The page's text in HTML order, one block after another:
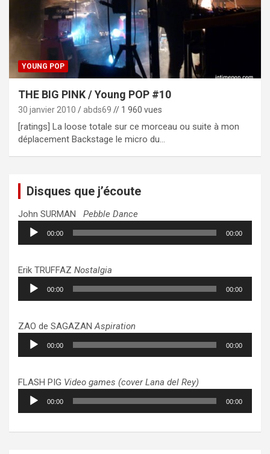
YOUNG POP
THE BIG PINK / Young POP #10
30 janvier 2010 abds69 // 1 960 vues
[ratings] La loose totale sur ce morceau ou suite à mon
déplacement Backstage le micro du…
Disques que j’écoute
John SURMAN Pebble Dance
Lecteur
audio
00:00 00:00
Erik TRUFFAZ Nostalgia
Lecteur
audio
00:00 00:00
ZAO de SAGAZANAspiration
Lecteur
audio
00:00 00:00
FLASH PIG Video games (cover Lana del Rey)
Lecteur
audio
00:00 00:00